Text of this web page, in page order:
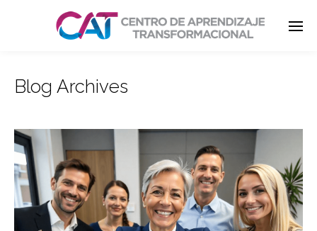
Enter tracking ID
Blog Archives